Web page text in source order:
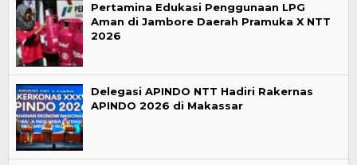
Pertamina Edukasi Penggunaan LPG
Aman di Jambore Daerah Pramuka X NTT
2026
Delegasi APINDO NTT Hadiri Rakernas
APINDO 2026 di Makassar